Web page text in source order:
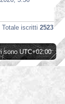
Totale iscritti 2523
sonoUTC+02:00